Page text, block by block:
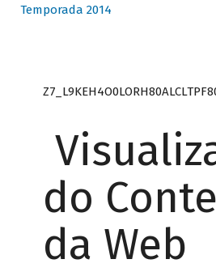
Temporada 2014
do
da Web